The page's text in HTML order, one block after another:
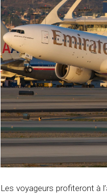
Les voyageurs profiteront à